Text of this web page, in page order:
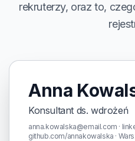
rekruterzy, oraz to,
Anna
Konsultant ds. wdrożeń
anna.kowalska@email.com ·
github.com/annakowalska ·